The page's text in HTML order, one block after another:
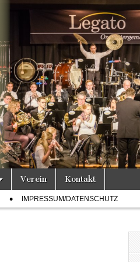
Verein Kontakt
IMPRESSUM/DATENSCHUTZ